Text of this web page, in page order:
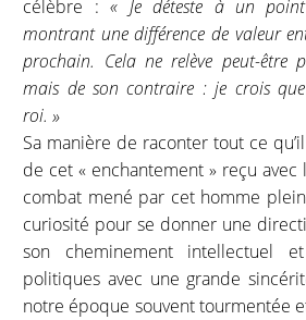
célèbre :« Je déteste à un
montrant une différence de valeur
prochain. Cela ne relève peut-être
mais de son contraire : je crois
roi. »
Sa manière de raconter tout ce
de cet « enchantement » reçu avec
combat mené par cet homme
curiosité pour se donner une
son cheminement intellectuel
politiques avec une grande
notre époque souvent tourmentée